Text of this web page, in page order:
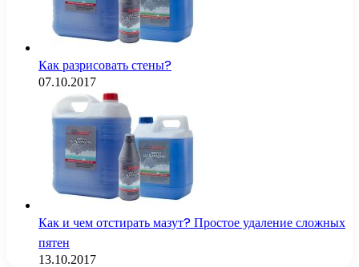
Как разрисовать стены?
07.10.2017
Как и чем отстирать мазут? Простое удаление сложных
пятен
13.10.2017